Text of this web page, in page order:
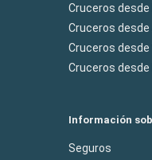
Cruceros desde
Cruceros
Cruceros desde
Cruceros desde
Información
Seguros